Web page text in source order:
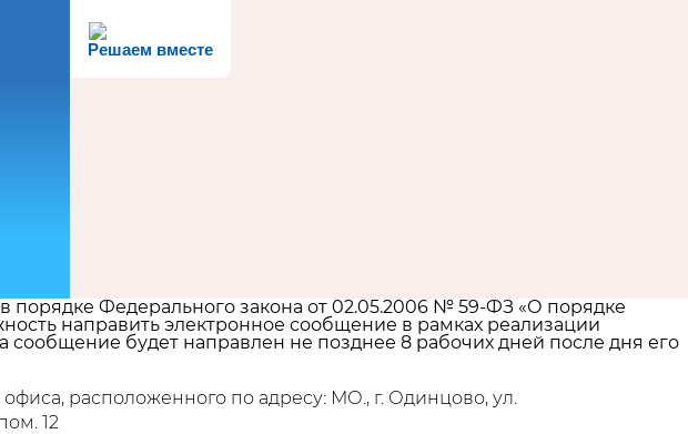
Решаем вместе
Федерального закона от 02.05.2006 № 59-ФЗ «О порядке
направить электронное сообщение в рамках реализации
будет направлен не позднее 8 рабочих дней после дня его
расположенного по адресу: МО., г. Одинцово, ул.
12